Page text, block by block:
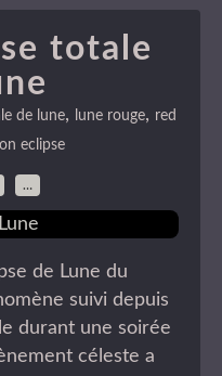
totale
de lune, lune rouge, red
eclipse
…
de Lune du
suivi depuis
durant une soirée
céleste a